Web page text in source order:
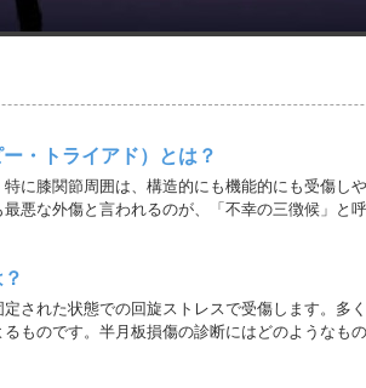
・トライアド）とは？
に膝関節周囲は、構造的にも機能的にも受傷し
悪な外傷と言われるのが、「不幸の三徴候」と
された状態での回旋ストレスで受傷します。多
ものです。半月板損傷の診断にはどのようなも